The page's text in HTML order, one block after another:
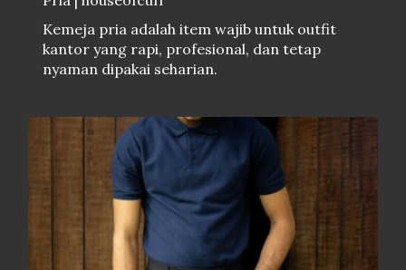
Kemeja pria adalah item wajib untuk outfit
kantor yang rapi, profesional, dan tetap
nyaman dipakai seharian.